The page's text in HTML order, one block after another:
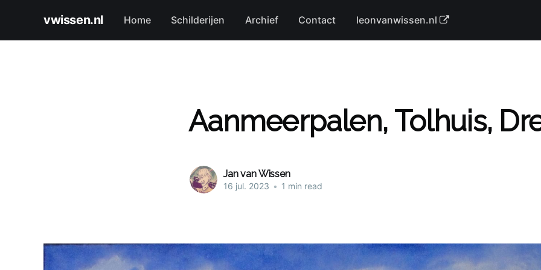
vwissen.nl Home Schilderijen Archief Contact leonvanwissen.nl
Aanmeerpalen, Tolhuis,
Jan van Wissen
16 jul. 2023 • 1 min read